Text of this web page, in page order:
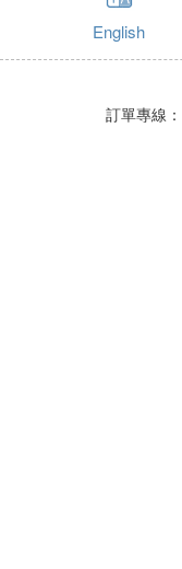
English
訂單專線